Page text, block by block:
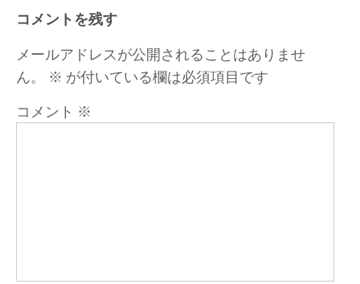
シ
ン
コメントを残す
メールアドレスが公開されることはありませ
ん。
※ が付いている欄は必須項目です
コメント ※